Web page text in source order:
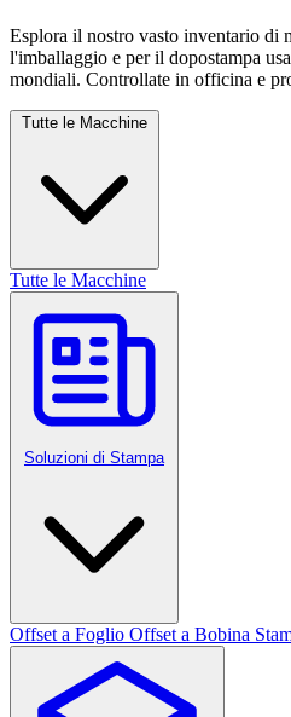
Esplora il nostro vasto inventario di
l'imballaggio e per il dopostampa
mondiali. Controllate in officina e
Tutte le Macchine
Tutte le Macchine
Soluzioni di Stampa
Offset a Foglio Offset a Bobina